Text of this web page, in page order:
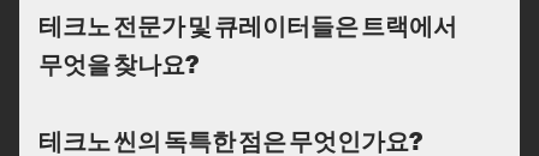
테크노 전문가 및 큐레이터들은 트랙에서
무엇을 찾나요?
테크노 씬의 독특한 점은 무엇인가요?